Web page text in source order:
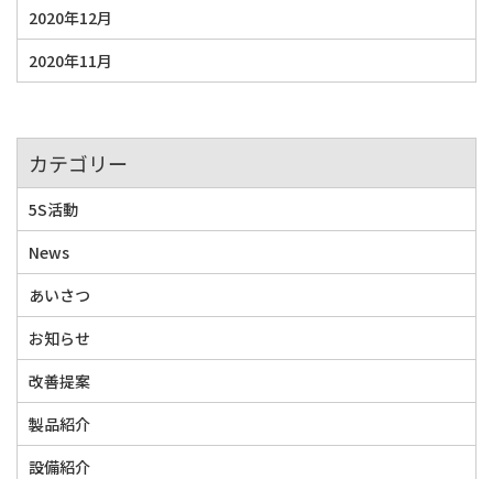
2020年12月
2020年11月
カテゴリー
5S活動
News
あいさつ
お知らせ
改善提案
製品紹介
設備紹介